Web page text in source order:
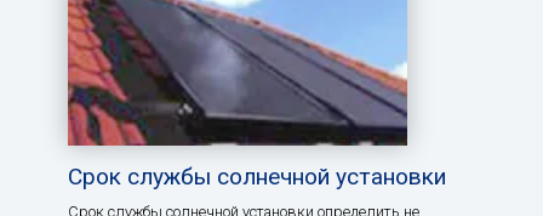
Срок службы солнечной установки
Срок службы солнечной установки определить не